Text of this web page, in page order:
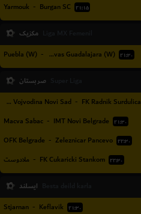
Yarmouk - Burgan SC ۲۱:۱۵
مکزیک
Puebla (W) - CD Chivas Guadalajara (W) ۲۱:۳۰
صربستان
FK Vojvodina Novi Sad - FK Radnik Surdulica
Macva Sabac - IMT Novi Belgrade ۲۱:۳۰
OFK Belgrade - Zeleznicar Pancevo ۲۲:۳۰
ملادوست - FK Cukaricki Stankom ۲۲:۳۰
ایسلند
Stjarnan - Keflavik ۲۱:۳۰